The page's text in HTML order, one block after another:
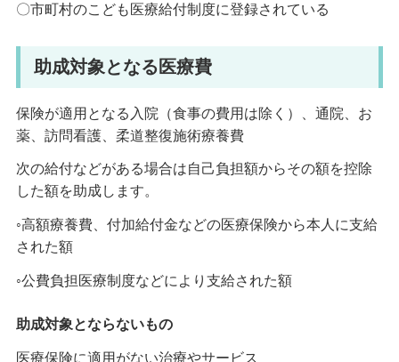
〇市町村のこども医療給付制度に登録されている
助成対象となる医療費
保険が適用となる入院（食事の費用は除く）、通院、お
薬、訪問看護、柔道整復施術療養費
次の給付などがある場合は自己負担額からその額を控除
した額を助成します。
◦高額療養費、付加給付金などの医療保険から本人に支給
された額
◦公費負担医療制度などにより支給された額
助成対象とならないもの
医療保険に適用がない治療やサービス